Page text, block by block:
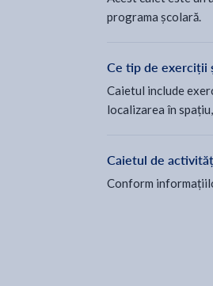
programa școlară.
Ce tip de exerciții
Caietul include
localizarea în
Caietul de
Conform